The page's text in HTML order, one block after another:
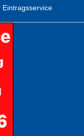
Eintragsservice